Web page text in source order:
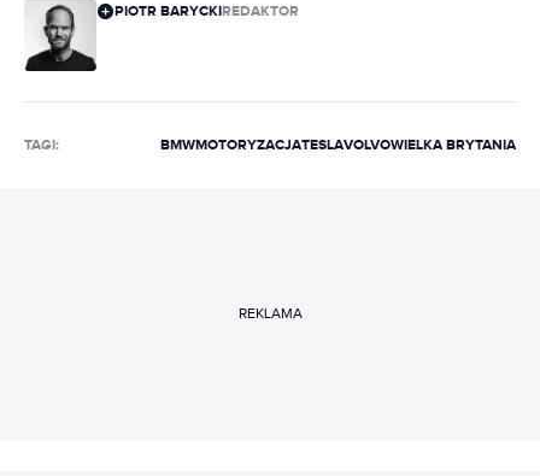
PIOTR BARYCKIREDAKTOR
TAGI: BMWMOTORYZACJATESLAVOLVOWIELKA BRYTANIA
REKLAMA